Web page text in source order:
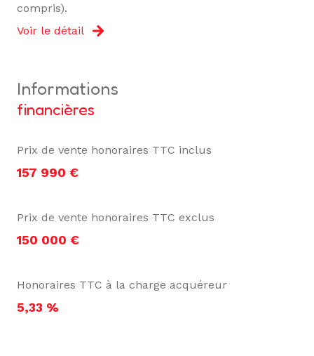
compris).
Voir le détail
informations
financières
Prix de vente honoraires TTC inclus
157 990 €
Prix de vente honoraires TTC exclus
150 000 €
Honoraires TTC à la charge acquéreur
5,33 %